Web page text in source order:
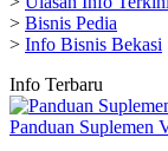
> Bisnis Pedia
> Info Bisnis Bekasi
Info Terbaru
Panduan Suplemen